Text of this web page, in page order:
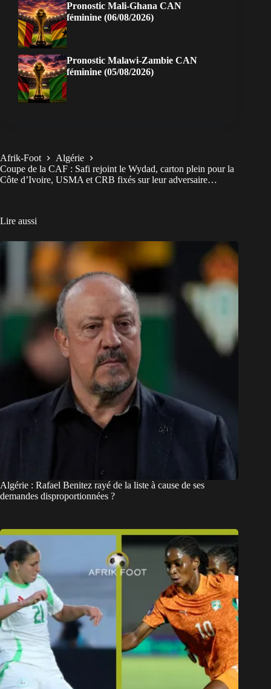
Pronostic Mali-Ghana CAN
féminine (06/08/2026)
Pronostic Malawi-Zambie CAN
féminine (05/08/2026)
Afrik-Foot
Algérie
Coupe de la CAF : Safi rejoint le Wydad, carton plein pour la
Côte d’Ivoire, USMA et CRB fixés sur leur adversaire…
Lire aussi
Algérie : Rafael Benitez rayé de la liste à cause de ses
demandes disproportionnées ?